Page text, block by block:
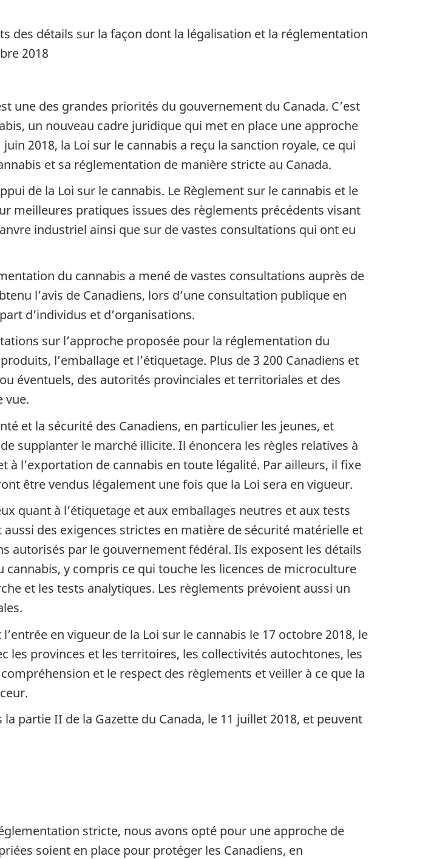
des détails sur la façon dont la légalisation et la réglementation
2018
une des grandes priorités du gouvernement du Canada. C’est
un nouveau cadre juridique qui met en place une approche
2018, la Loi sur le cannabis a reçu la sanction royale, ce qui
et sa réglementation de manière stricte au Canada.
de la Loi sur le cannabis. Le Règlement sur le cannabis et le
meilleures pratiques issues des règlements précédents visant
industriel ainsi que sur de vastes consultations qui ont eu
du cannabis a mené de vastes consultations auprès de
l’avis de Canadiens, lors d’une consultation publique en
d’individus et d’organisations.
sur l’approche proposée pour la réglementation du
l’emballage et l’étiquetage. Plus de 3 200 Canadiens et
éventuels, des autorités provinciales et territoriales et des
vue.
et la sécurité des Canadiens, en particulier les jeunes, et
supplanter le marché illicite. Il énoncera les règles relatives à
l’exportation de cannabis en toute légalité. Par ailleurs, il fixe
être vendus légalement une fois que la Loi sera en vigueur.
quant à l’étiquetage et aux emballages neutres et aux tests
des exigences strictes en matière de sécurité matérielle et
autorisés par le gouvernement fédéral. Ils exposent les détails
y compris ce qui touche les licences de microculture
et les tests analytiques. Les règlements prévoient aussi un
en vigueur de la Loi sur le cannabis le 17 octobre 2018, le
les provinces et les territoires, les collectivités autochtones, les
et le respect des règlements et veiller à ce que la
partie II de la Gazette du Canada, le 11 juillet 2018, et peuvent
stricte, nous avons opté pour une approche de
soient en place pour protéger les Canadiens, en